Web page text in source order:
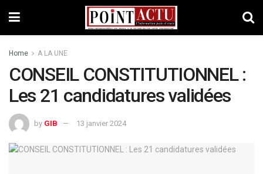
Home A LA UNE
CONSEIL CONSTITUTIONNEL :
Les 21 candidatures validées
by GIB 13 janvier 2024